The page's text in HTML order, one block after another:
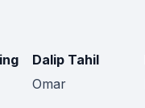
Dalip Tahil
Omar